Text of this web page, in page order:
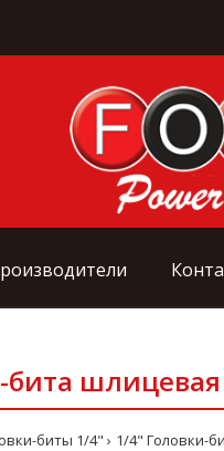
шлицевая
биты 1/4" 1/4" Головки-